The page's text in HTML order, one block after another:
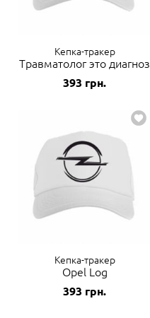
Кепка-тракер
Травматолог это диагноз
393 грн.
Кепка-тракер
Opel Log
393 грн.